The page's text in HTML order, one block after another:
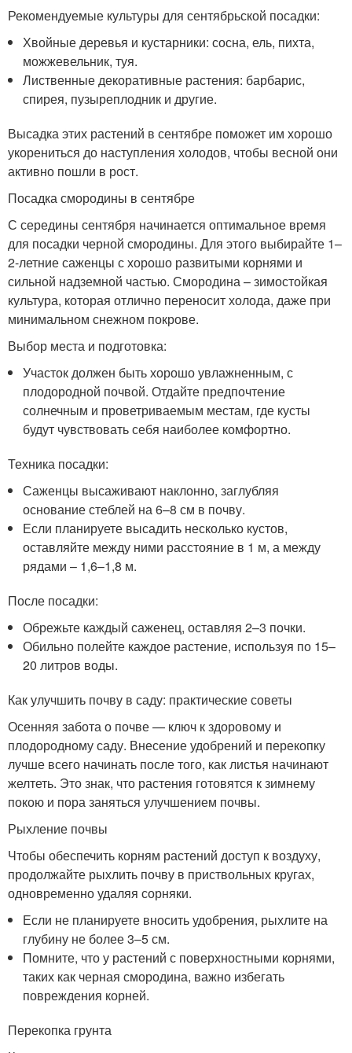
Рекомендуемые культуры для сентябрьской посадки:
Хвойные деревья и кустарники: сосна, ель, пихта,
можжевельник, туя.
Лиственные декоративные растения: барбарис,
спирея, пузыреплодник и другие.
Высадка этих растений в сентябре поможет им хорошо
укорениться до наступления холодов, чтобы весной они
активно пошли в рост.
Посадка смородины в сентябре
С середины сентября начинается оптимальное время
для посадки черной смородины. Для этого выбирайте 1–
2-летние саженцы с хорошо развитыми корнями и
сильной надземной частью. Смородина – зимостойкая
культура, которая отлично переносит холода, даже при
минимальном снежном покрове.
Выбор места и подготовка:
Участок должен быть хорошо увлажненным, с
плодородной почвой. Отдайте предпочтение
солнечным и проветриваемым местам, где кусты
будут чувствовать себя наиболее комфортно.
Техника посадки:
Саженцы высаживают наклонно, заглубляя
основание стеблей на 6–8 см в почву.
Если планируете высадить несколько кустов,
оставляйте между ними расстояние в 1 м, а между
рядами – 1,6–1,8 м.
После посадки:
Обрежьте каждый саженец, оставляя 2–3 почки.
Обильно полейте каждое растение, используя по 15–
20 литров воды.
Как улучшить почву в саду: практические советы
Осенняя забота о почве — ключ к здоровому и
плодородному саду. Внесение удобрений и перекопку
лучше всего начинать после того, как листья начинают
желтеть. Это знак, что растения готовятся к зимнему
покою и пора заняться улучшением почвы.
Рыхление почвы
Чтобы обеспечить корням растений доступ к воздуху,
продолжайте рыхлить почву в приствольных кругах,
одновременно удаляя сорняки.
Если не планируете вносить удобрения, рыхлите на
глубину не более 3–5 см.
Помните, что у растений с поверхностными корнями,
таких как черная смородина, важно избегать
повреждения корней.
Перекопка грунта